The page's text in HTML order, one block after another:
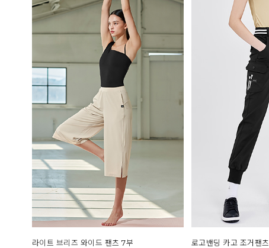
라이트 브리즈 와이드 팬츠 7부 로고밴딩 카고 조거팬츠